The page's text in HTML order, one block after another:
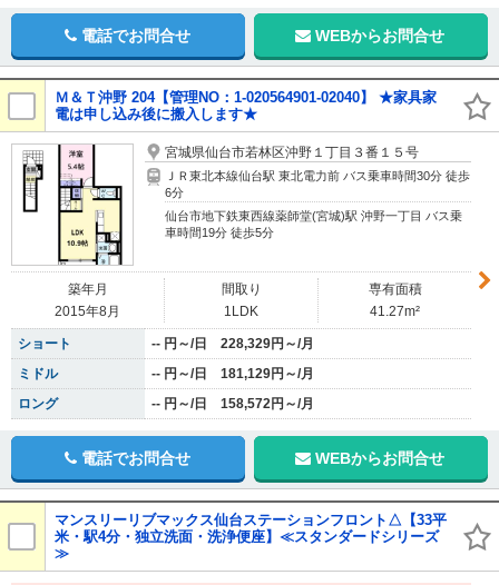
電話でお問合せ WEBからお問合せ
Ｍ＆Ｔ沖野 204【管理NO：1-020564901-02040】 ★家具家
電は申し込み後に搬入します★
宮城県仙台市若林区沖野１丁目３番１５号
ＪＲ東北本線仙台駅 東北電力前 バス乗車時間30分 徒歩
6分
仙台市地下鉄東西線薬師堂(宮城)駅 沖野一丁目 バス乗
車時間19分 徒歩5分
築年月
2015年8月
間取り
1LDK
専有面積
41.27m²
ショート
-- 円～/日 228,329円～/月
ミドル
-- 円～/日 181,129円～/月
ロング
-- 円～/日 158,572円～/月
電話でお問合せ WEBからお問合せ
マンスリーリブマックス仙台ステーションフロント△【33平
米・駅4分・独立洗面・洗浄便座】≪スタンダードシリーズ
≫